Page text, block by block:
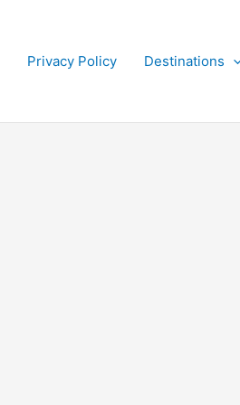
Privacy Policy Destinations